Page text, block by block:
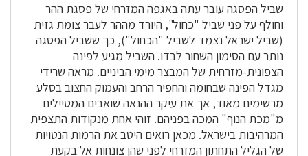
שביל הפסגה עובר עתה באגפה המזרחי של פסגת ההר
וחולף על פני שביל "כחול", היורד מההר לעבר צומת גזית
(שביל ישראל נצמד לשביל "הכחול"), כך ששביל הפסגה
נותר עם הסימון השחור לבדו. השביל מגיע לפינה
הצפונית-מזרחית של המבצר מימי הביניים. מראה שרידי
מגדל הפינה שבחומה והחפיר הרחב והעמוק החצוב בסלע
מרשימים מאוד, אך את עיקר ההנאה שואבים המטיילים
מ"מכת הנוף" המכה בפניהם. זוהי אחת מנקודות התצפית
המרהיבות בישראל. מכאן רואים היטב את הרמות הנטויות
של הגליל התחתון המזרחי לפני שהן צונחות אל בקעת